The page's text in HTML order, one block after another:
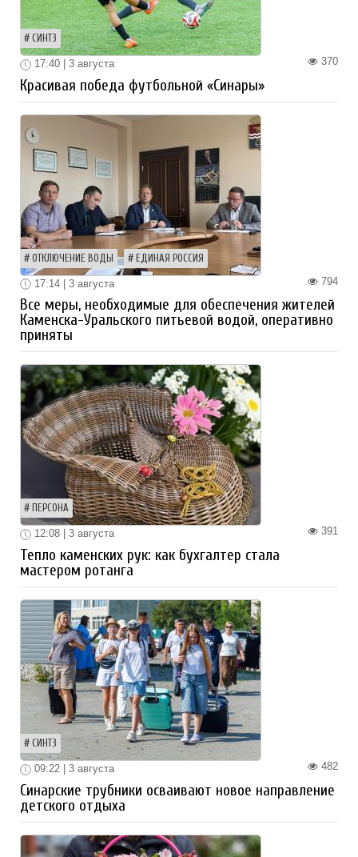
СИНТЗ
370
17:40 | 3 августа
Красивая победа футбольной «Синары»
ОТКЛЮЧЕНИЕ ВОДЫ ЕДИНАЯ РОССИЯ
794
17:14 | 3 августа
Все меры, необходимые для обеспечения жителей
Каменска-Уральского питьевой водой, оперативно
приняты
ПЕРСОНА
391
12:08 | 3 августа
Тепло каменских рук: как бухгалтер стала
мастером ротанга
СИНТЗ
482
09:22 | 3 августа
Синарские трубники осваивают новое направление
детского отдыха